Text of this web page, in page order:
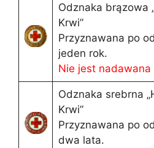
Odznaka brązowa
Krwi”
Przyznawana po
jeden rok.
Nie jest nadawana
Odznaka srebrna
Krwi”
Przyznawana po
dwa lata.